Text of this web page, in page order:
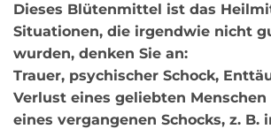
Dieses Blütenmittel ist das
Situationen, die irgendwie nicht
wurden, denken Sie an:
Trauer, psychischer Schock,
Verlust eines geliebten
eines vergangenen Schocks, z. B.